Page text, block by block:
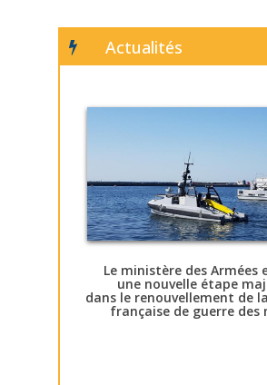
Actualités
Le ministère des Armées
une nouvelle étape
dans le renouvellement de
française de guerre des